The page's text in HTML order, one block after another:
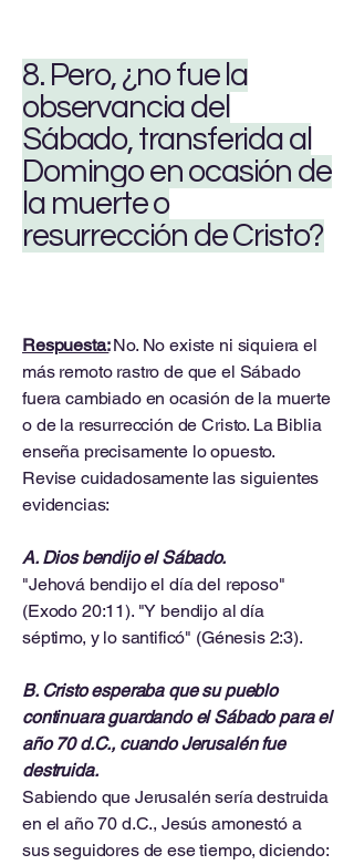
8. Pero, ¿no fue la
observancia del
Sábado, transferida al
Domingo en ocasión de
la muerte o
resurrección de Cristo?
Respuesta: No. No existe ni siquiera el
más remoto rastro de que el Sábado
fuera cambiado en ocasión de la muerte
o de la resurrección de Cristo. La Biblia
enseña precisamente lo opuesto.
Revise cuidadosamente las siguientes
evidencias:
A. Dios bendijo el Sábado.
"Jehová bendijo el día del reposo"
(Exodo 20:11). "Y bendijo al día
séptimo, y lo santificó" (Génesis 2:3).
B. Cristo esperaba que su pueblo
continuara guardando el Sábado para el
año 70 d.C., cuando Jerusalén fue
destruida.
Sabiendo que Jerusalén sería destruida
en el año 70 d.C., Jesús amonestó a
sus seguidores de ese tiempo, diciendo: